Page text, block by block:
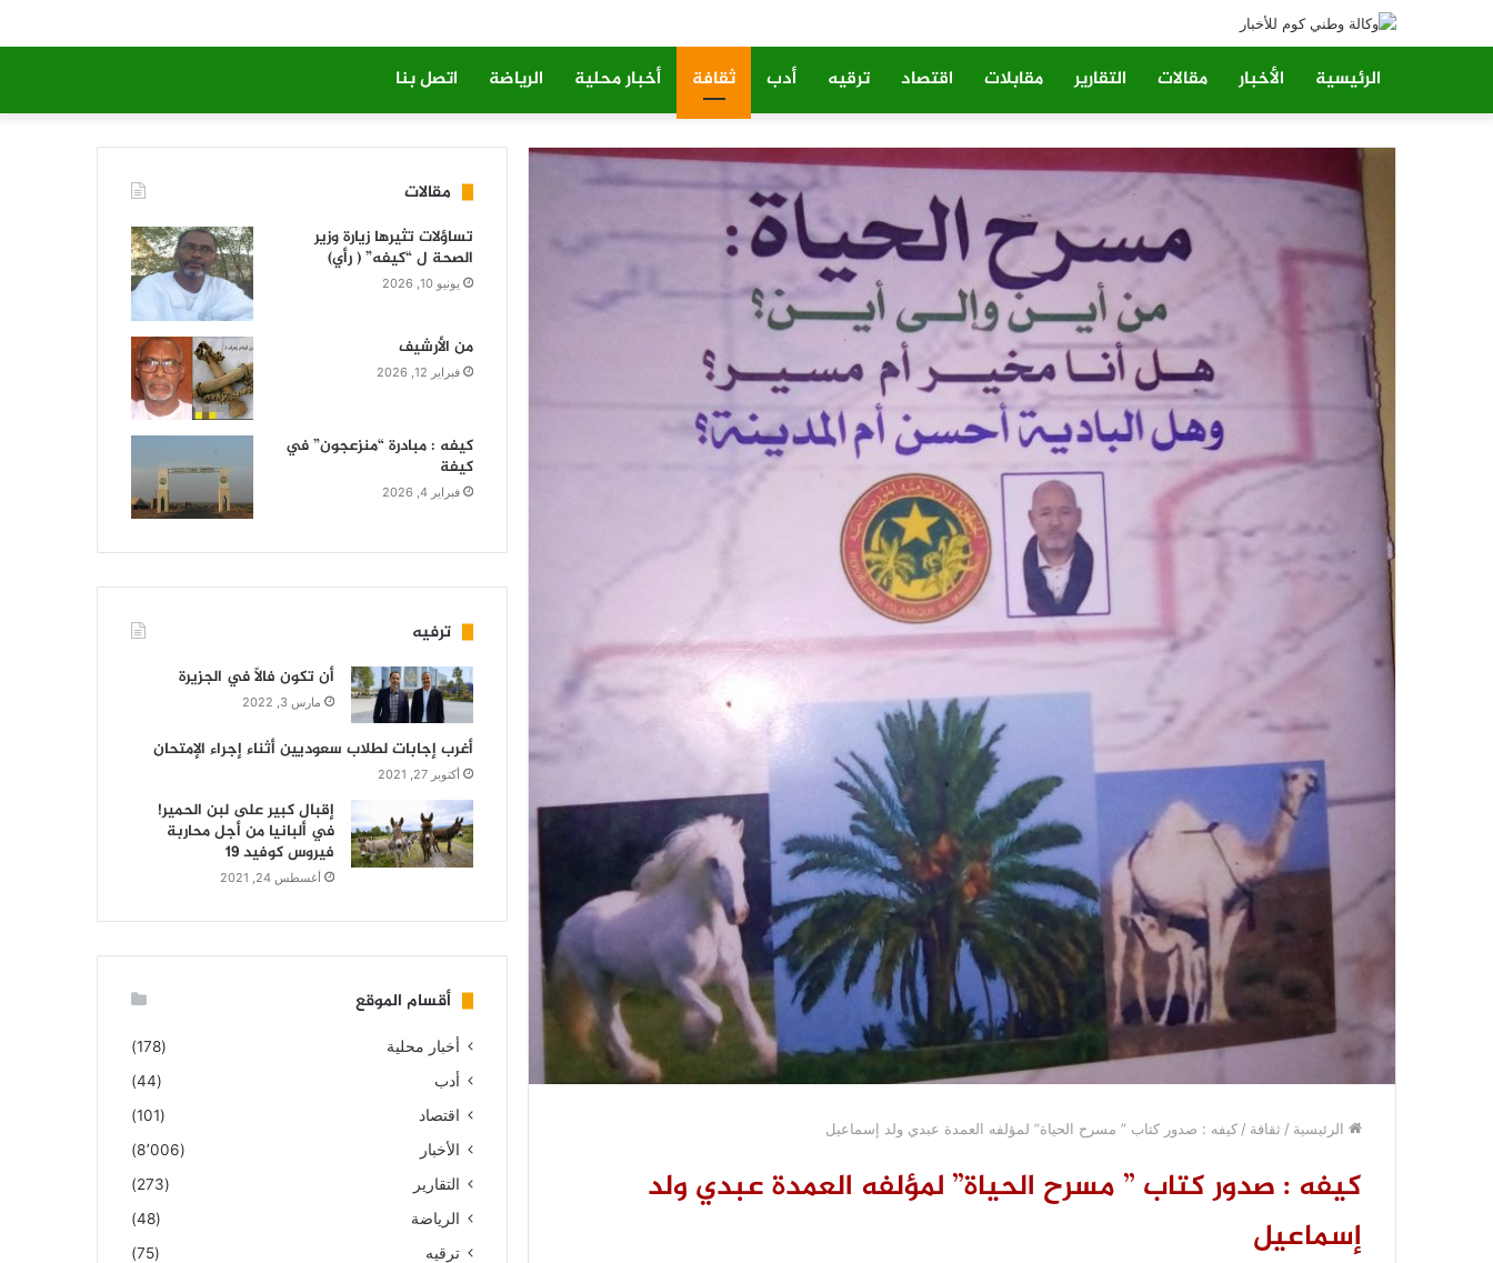
الرئيسية الأخبار مقالات التقارير مقابلات اقتصاد ترقيه أدب ثقافة أخبار محلية الرياضة اتصل بنا
الرئيسية / ثقافة / كيفه : صدور كتاب ” مسرح الحياة” لمؤلفه العمدة عبدي ولد إسماعيل
كيفه : صدور كتاب ” مسرح الحياة” لمؤلفه العمدة عبدي ولد
إسماعيل
مقالات
تساؤلات تثيرها زيارة وزير
الصحة ل “كيفه” ( رأي)
يونيو 10, 2026
من الأرشيف
فبراير 12, 2026
كيفه : مبادرة “منزعجون” في
كيفة
فبراير 4, 2026
ترفيه
أن تكون فالاً في الجزيرة
مارس 3, 2022
أغرب إجابات لطلاب سعوديين أثناء إجراء الإمتحان
أكتوبر 27, 2021
إقبال كبير على لبن الحمير!
في ألبانيا من أجل محاربة
فيروس كوفيد 19
أغسطس 24, 2021
أقسام الموقع
أخبار محلية
(178)
أدب
(44)
اقتصاد
(101)
الأخبار
(8٬006)
التقارير
(273)
الرياضة
(48)
ترقيه
(75)